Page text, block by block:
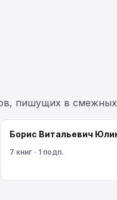
пишущих в
Борис Витальевич
7 книг · 1 подп.